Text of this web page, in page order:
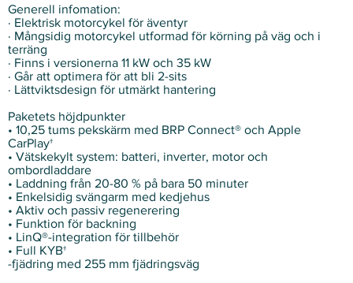
Generell infomation:
· Elektrisk motorcykel för äventyr
· Mångsidig motorcykel utformad för körning på väg och i
terräng
· Finns i versionerna 11 kW och 35 kW
· Går att optimera för att bli 2-sits
· Lättviktsdesign för utmärkt hantering
Paketets höjdpunkter
• 10,25 tums pekskärm med BRP Connect® och Apple
CarPlay†
• Vätskekylt system: batteri, inverter, motor och
ombordladdare
• Laddning från 20-80 % på bara 50 minuter
• Enkelsidig svängarm med kedjehus
• Aktiv och passiv regenerering
• Funktion för backning
• LinQ®-integration för tillbehör
• Full KYB†
-fjädring med 255 mm fjädringsväg